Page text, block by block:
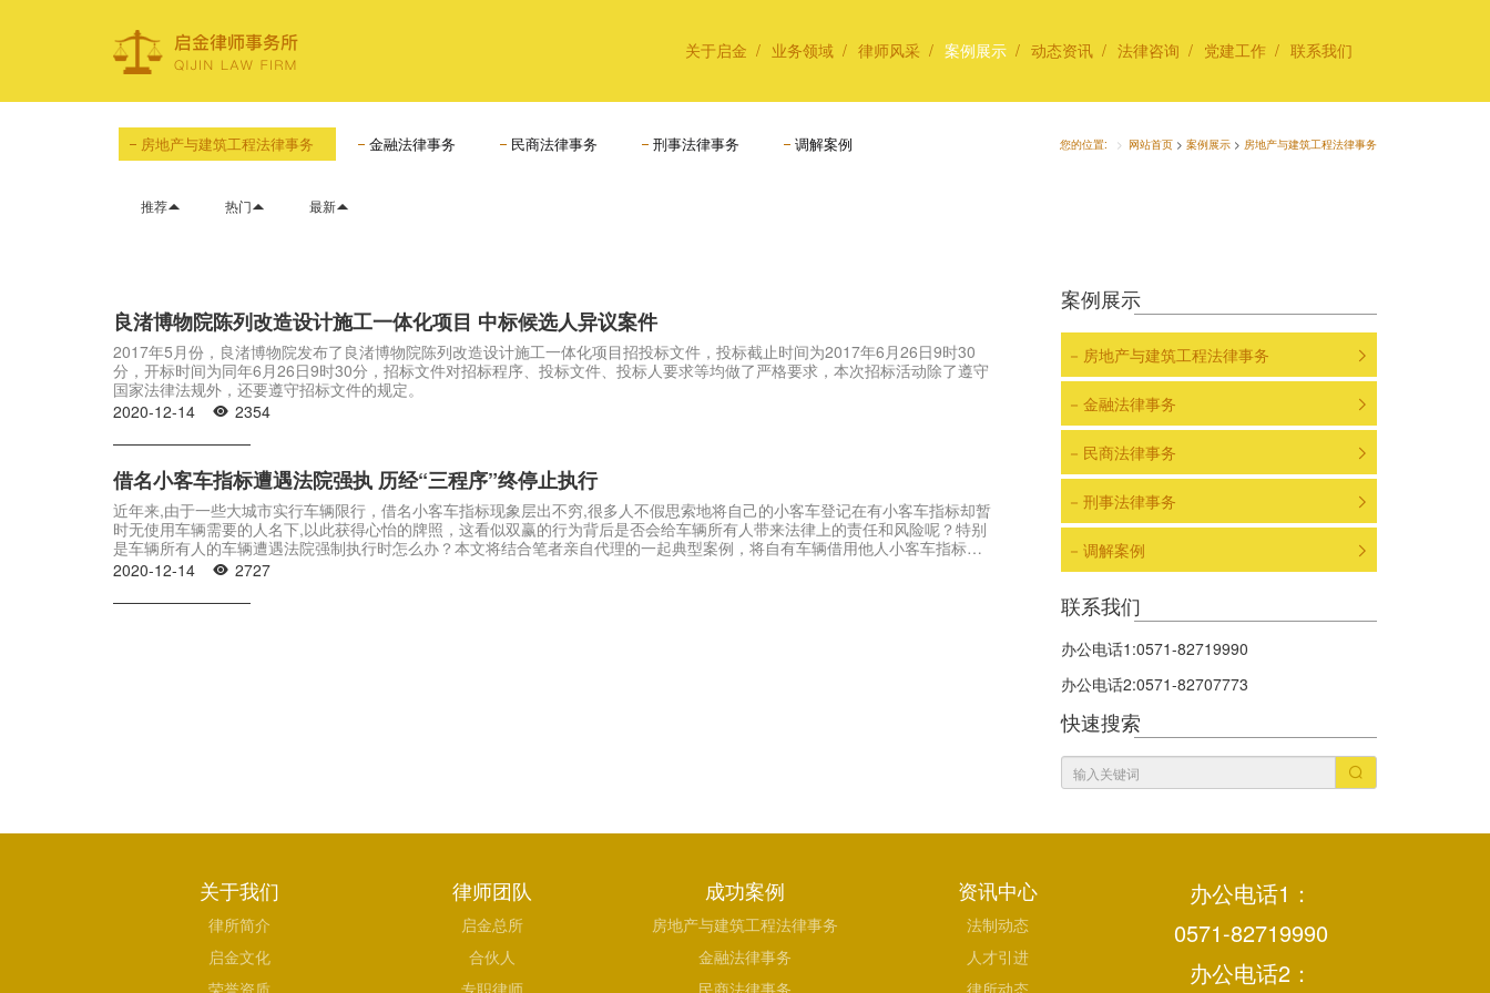
关于启金 业务领域 律师风采 案例展示 动态资讯 法律咨询 党建工作 联系我们
房地产与建筑工程法律事务 金融法律事务 民商法律事务 刑事法律事务 调解案例 您的位置: 网站首页 > 案例展示 > 房地产与建筑工程法律事务
推荐 热门 最新
案例展示
房地产与建筑工程法律事务 
金融法律事务 
民商法律事务 
刑事法律事务 
调解案例 
联系我们
办公电话1:0571-82719990
办公电话2:0571-82707773
快速搜索

良渚博物院陈列改造设计施工一体化项目 中标候选人异议案件
2017年5月份，良渚博物院发布了良渚博物院陈列改造设计施工一体化项目招投标文件，投标截止时间为2017年6月26日9时30
分，开标时间为同年6月26日9时30分，招标文件对招标程序、投标文件、投标人要求等均做了严格要求，本次招标活动除了遵守
国家法律法规外，还要遵守招标文件的规定。
2020-12-14
 2354
借名小客车指标遭遇法院强执 历经“三程序”终停止执行
​近年来,由于一些大城市实行车辆限行，借名小客车指标现象层出不穷,很多人不假思索地将自己的小客车登记在有小客车指标却暂
时无使用车辆需要的人名下,以此获得心怡的牌照，这看似双赢的行为背后是否会给车辆所有人带来法律上的责任和风险呢？特别
是车辆所有人的车辆遭遇法院强制执行时怎么办？本文将结合笔者亲自代理的一起典型案例，将自有车辆借用他人小客车指标，
而该车辆作为被执行人财产被法院查封，车辆所有人艰难维权而涉及的法律问题及诉讼途径与大家一起分享、交流。
2020-12-14  2727
关于我们
律所简介
启金文化
荣誉资质
律师团队
启金总所
合伙人
专职律师
成功案例
房地产与建筑工程法律事务
金融法律事务
民商法律事务
资讯中心
法制动态
人才引进
律所动态
办公电话1：
0571-82719990
办公电话2：